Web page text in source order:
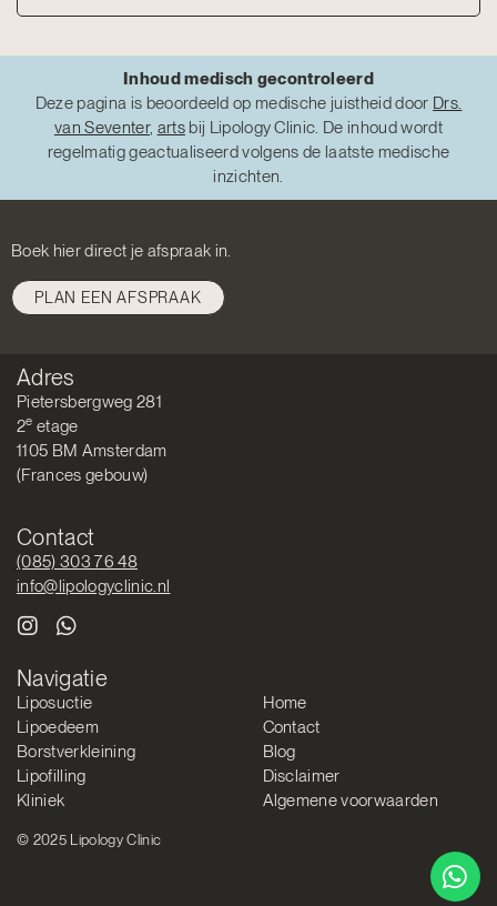
Inhoud medisch gecontroleerd
Deze pagina is beoordeeld op medische juistheid door Drs.
van Seventer, artsbij Lipology Clinic. De inhoud wordt
regelmatig geactualiseerd volgens de laatste medische
inzichten.
Navigatie
Liposuctie
Lipoedeem
Borstverkleining
Lipofilling
Kliniek
Home
Contact
Blog
Disclaimer
Algemene voorwaarden
© 2025 Lipology Clinic
Boek hier direct je afspraak in.
PLAN EEN AFSPRAAK
Adres
Pietersbergweg 281
2e etage
1105 BM Amsterdam
(Frances gebouw)
Contact
(085) 303 76 48
info@lipologyclinic.nl